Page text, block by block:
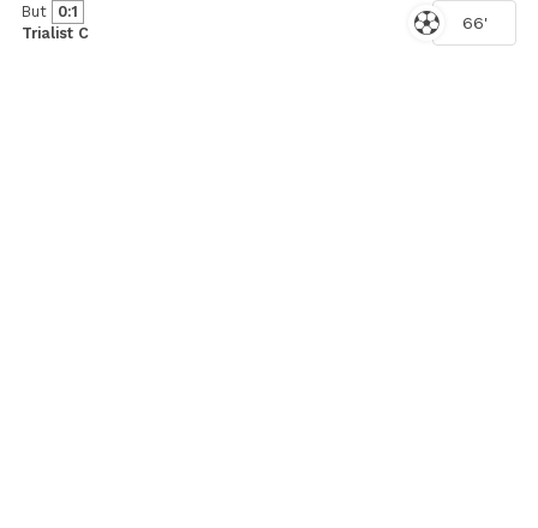
66'
But
0:1
Trialist C